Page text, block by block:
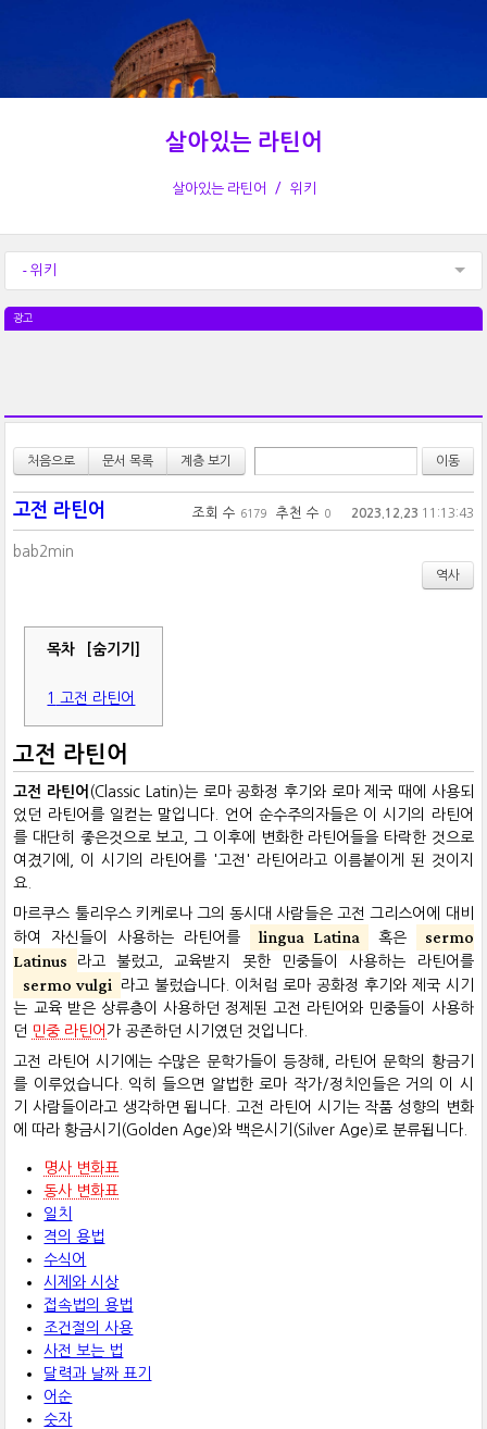
살아있는 라틴어
살아있는 라틴어 위키
- 위키
광고
처음으로 문서 목록 계층 보기
고전 라틴어 조회 수 6179 추천 수 0 2023.12.23 11:13:43
bab2min
역사
목차 [숨기기]
1 고전 라틴어
고전 라틴어
고전 라틴어 (Classic Latin)는 로마 공화정 후기와 로마 제국 때에 사용되
었던 라틴어를 일컫는 말입니다. 언어 순수주의자들은 이 시기의 라틴어
를 대단히 좋은것으로 보고, 그 이후에 변화한 라틴어들을 타락한 것으로
여겼기에, 이 시기의 라틴어를 '고전' 라틴어라고 이름붙이게 된 것이지
요.
마르쿠스 툴리우스 키케로나 그의 동시대 사람들은 고전 그리스어에 대비
하여 자신들이 사용하는 라틴어를
lingua Latina 혹은
sermo
Latinus
라고 불렀고, 교육받지 못한 민중들이 사용하는 라틴어를
sermo vulgi
라고 불렀습니다. 이처럼 로마 공화정 후기와 제국 시기
는 교육 받은 상류층이 사용하던 정제된 고전 라틴어와 민중들이 사용하
던 민중 라틴어 가 공존하던 시기였던 것입니다.
고전 라틴어 시기에는 수많은 문학가들이 등장해, 라틴어 문학의 황금기
를 이루었습니다. 익히 들으면 알법한 로마 작가/정치인들은 거의 이 시
기 사람들이라고 생각하면 됩니다. 고전 라틴어 시기는 작품 성향의 변화
에 따라 황금시기(Golden Age)와 백은시기(Silver Age)로 분류됩니다.
명사 변화표
동사 변화표
일치
격의 용법
수식어
시제와 시상
접속법의 용법
조건절의 사용
사전 보는 법
달력과 날짜 표기
어순
숫자